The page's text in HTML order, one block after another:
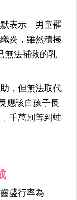
默表示，男童罹
炎，雖然積極
無法補救的乳
，但無法取代
應該自孩子長
千萬別等到蛀
盛行率為